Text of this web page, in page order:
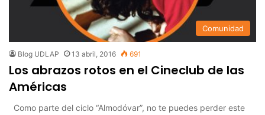
Comunidad
Blog UDLAP 13 abril, 2016 691
Los abrazos rotos en el Cineclub de las
Américas
Como parte del ciclo “Almodóvar”, no te puedes perder este